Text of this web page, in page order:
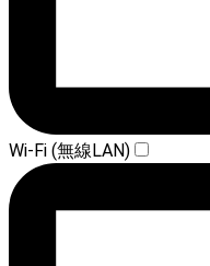
Wi-Fi (無線LAN)